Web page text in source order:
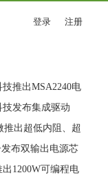
登录 注册
推出MSA2240电
场景
技发布集成驱动
新高
推出超低内阻、超
布双输出电源芯
1200W可编程电